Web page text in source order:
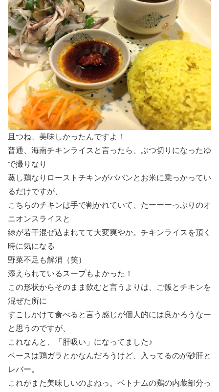
且つね、美味しかったんですよ！
普通、海南チキンライスと言ったら、ぶつ切りになったゆ
で撮りなり
蒸し鶏なりローストチキンがババンとお米に乗っかってい
るだけですが、
こちらのチキンは手で割かれていて、たーーーっぷりのオ
ニオンスライスと
緑が若干混ぜ込まれてて大変爽やか。チキンライスを頂く
時に気になる
野菜不足も解消（笑）
添えられているスープもよかった！
この形状からそのまま飲むと言うよりは、ご飯とチキンを
混ぜた所に
すこしかけて食べると言う感じが個人的には良かろうなー
と思うのですが、
これなんと、「肝吸い」になってました♪
ベースは鶏ガラとかなんだろうけど、入ってるのが砂肝と
レバー。
これがまた美味しいのよねっ。ベトナムの鶏の内蔵部分っ